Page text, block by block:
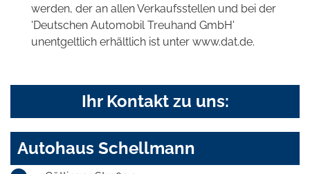
werden, der an allen Verkaufsstellen und bei der
'Deutschen Automobil Treuhand GmbH'
unentgeltlich erhältlich ist unter www.dat.de.
Ihr Kontakt zu uns:
Autohaus Schellmann